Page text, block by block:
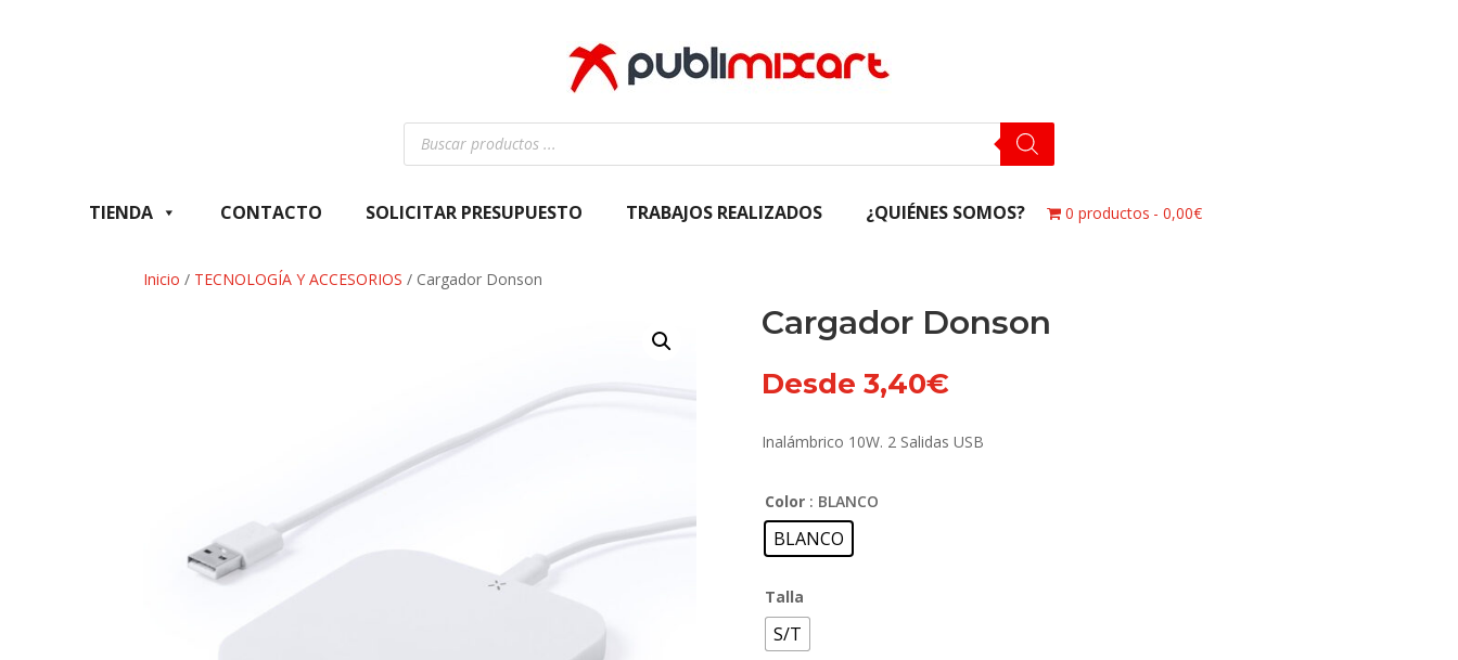
Búsqueda
productos
TIENDA CONTACTO SOLICITAR PRESUPUESTO TRABAJOS REALIZADOS ¿QUIÉNES SOMOS? 0 productos 0,00€
Inicio / TECNOLOGÍA Y ACCESORIOS / Cargador Donson
Cargador Donson
Desde 3,40€
Inalámbrico 10W. 2 Salidas USB
Color : BLANCO
BLANCO
Talla
S/T